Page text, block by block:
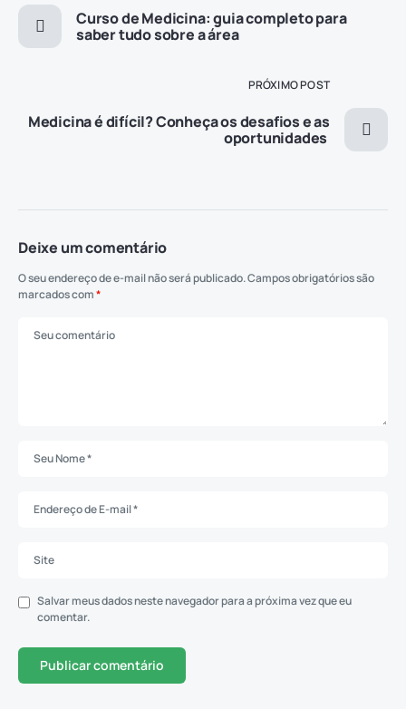
Curso de Medicina: guia completo para
saber tudo sobre a área
PRÓXIMO POST
Medicina é difícil? Conheça os desafios e as
oportunidades
Deixe um comentário
O seu endereço de e-mail não será publicado.Campos obrigatórios são
marcados com*
Salvar meus dados neste navegador para a próxima vez que eu
comentar.